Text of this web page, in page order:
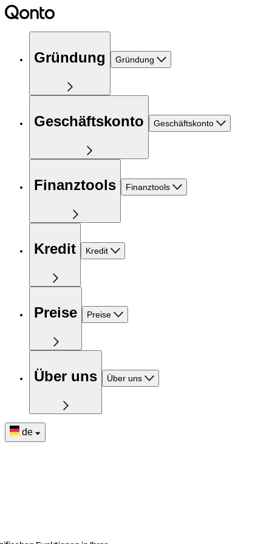
Gründung Gründung
Geschäftskonto Geschäftskonto
Finanztools Finanztools
Kredit Kredit
Preise Preise
Über uns Über uns
de